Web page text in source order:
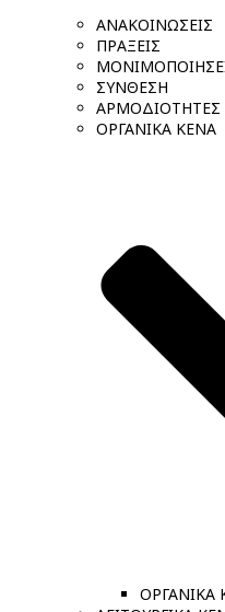
ΑΝΑΚΟΙΝΩΣΕΙΣ
ΠΡΑΞΕΙΣ
ΣΥΝΘΕΣΗ
ΑΡΜΟΔΙΟΤΗΤΕΣ
ΟΡΓΑΝΙΚΑ ΚΕΝΑ
ΟΡΓΑΝΙΚΑ